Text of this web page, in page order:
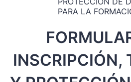
INSCRIPCIÓN,